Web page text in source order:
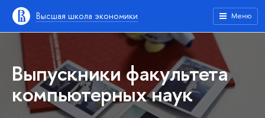
Высшая школа экономики Меню
Выпускники факультета
компьютерных наук